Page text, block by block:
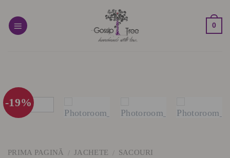
content
0
-19%
PRIMA PAGINĂ / JACHETE / SACOURI